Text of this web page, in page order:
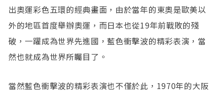
出奧運彩色五環的經典畫面，由於當年的東奧是歐美以
外的地區首度舉辦奧運，而日本也從19年前戰敗的殘
破，一躍成為世界先進國，藍色衝擊波的精彩表演，當
然也就成為世界所矚目了。
當然藍色衝擊波的精彩表演也不僅於此，1970年的大阪